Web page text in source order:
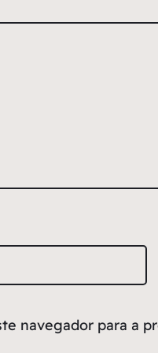
navegador para a